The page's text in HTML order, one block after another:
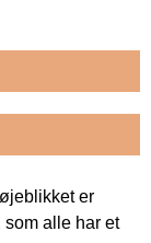
er
som alle har et